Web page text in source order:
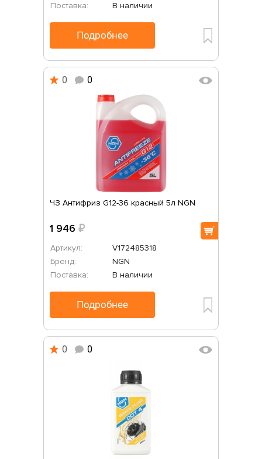
Поставка:
В наличии
Подробнее
0 0
ЧЗ Антифриз G12-36 красный 5л NGN
1 946 ₽
Артикул:
V172485318
Бренд:
NGN
Поставка:
В наличии
Подробнее
0 0